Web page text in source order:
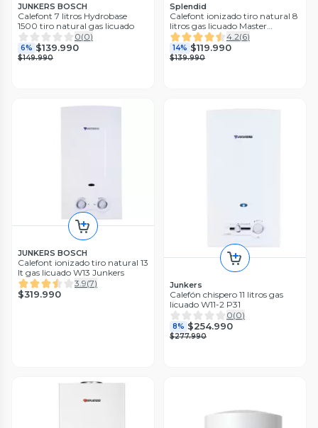
JUNKERS BOSCH
Calefont 7 litros Hydrobase
1500 tiro natural gas licuado
0(0)
6% $139.990
$149.990
Splendid
Calefont ionizado tiro natural 8
litros gas licuado Master
Splendid
4.2(6)
14% $119.990
$139.990
JUNKERS BOSCH
Calefont ionizado tiro natural 13
lt gas licuado W13 Junkers
3.9(7)
$319.990
Junkers
Calefón chispero 11 litros gas
licuado W11-2 P31
0(0)
8% $254.990
$277.990